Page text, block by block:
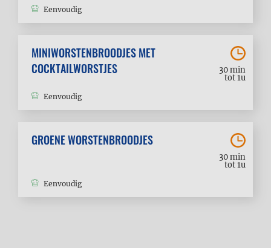
Eenvoudig
MINIWORSTENBROODJES MET
COCKTAILWORSTJES
30 min
tot 1u
Eenvoudig
GROENE WORSTENBROODJES
30 min
tot 1u
Eenvoudig